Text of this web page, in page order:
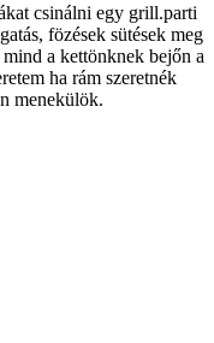
csinálni egy grill.parti
fözések sütések meg
a kettönknek bejőn a
ha rám szeretnék
menekülök.